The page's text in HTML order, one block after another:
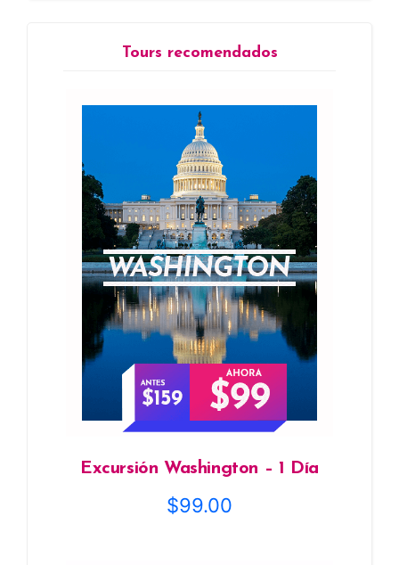
Tours recomendados
Excursión Washington – 1 Día
$99.00